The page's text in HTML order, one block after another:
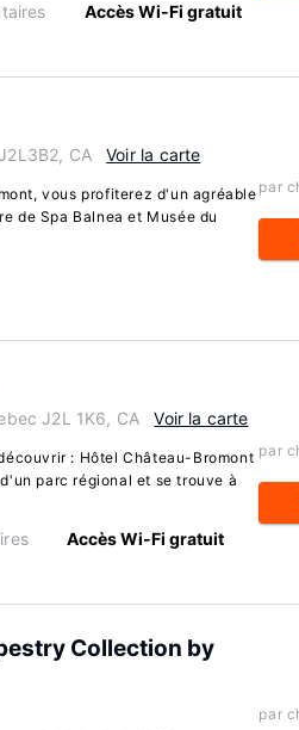
Accès Wi-Fi gratuit
CA Voir la carte
vous profiterez d'un agréable
de Spa Balnea et Musée du
par
J2L 1K6, CA Voir la carte
: Hôtel Château-Bromont
parc régional et se trouve à
Accès Wi-Fi gratuit
par
Collection by
par